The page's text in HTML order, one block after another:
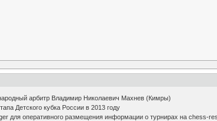
арбитр Владимир Николаевич Махнев (Кимры)
Детского кубка России в 2013 году
для оперативного размещения информации о турнирах на chess-